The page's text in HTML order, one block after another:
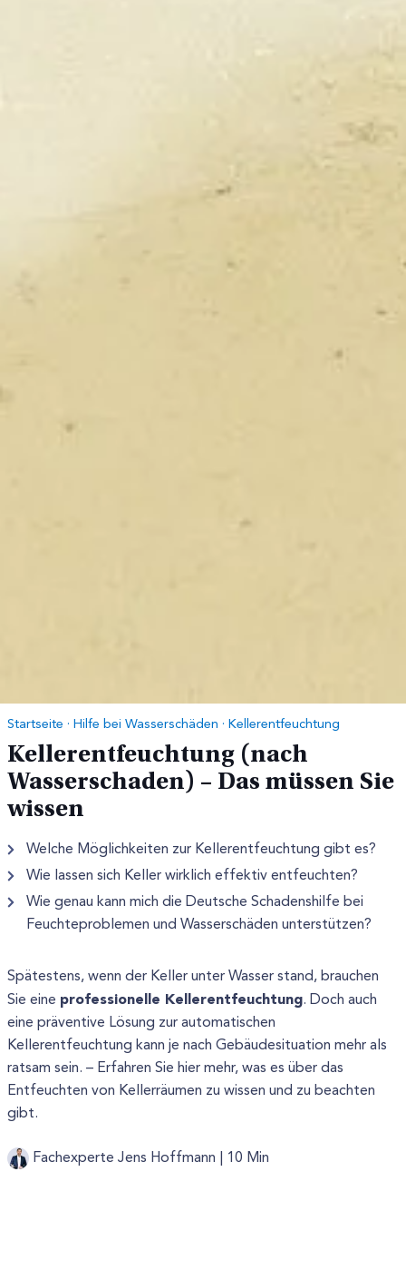
Startseite · Hilfe bei Wasserschäden · Kellerentfeuchtung
Kellerentfeuchtung (nach
Wasserschaden) – Das müssen Sie
wissen
Welche Möglichkeiten zur Kellerentfeuchtung gibt es?
Wie lassen sich Keller wirklich effektiv entfeuchten?
Wie genau kann mich die Deutsche Schadenshilfe bei
Feuchteproblemen und Wasserschäden unterstützen?
Spätestens, wenn der Keller unter Wasser stand, brauchen
Sie eine professionelle Kellerentfeuchtung. Doch auch
eine präventive Lösung zur automatischen
Kellerentfeuchtung kann je nach Gebäudesituation mehr als
ratsam sein. – Erfahren Sie hier mehr, was es über das
Entfeuchten von Kellerräumen zu wissen und zu beachten
gibt.
Fachexperte Jens Hoffmann | 10 Min